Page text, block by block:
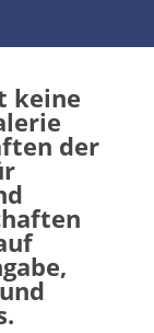
keine
der